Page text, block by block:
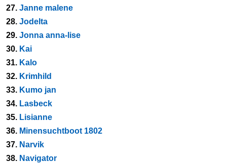
27. Janne malene
28. Jodelta
29. Jonna anna-lise
30. Kai
31. Kalo
32. Krimhild
33. Kumo jan
34. Lasbeck
35. Lisianne
36. Minensuchtboot 1802
37. Narvik
38. Navigator